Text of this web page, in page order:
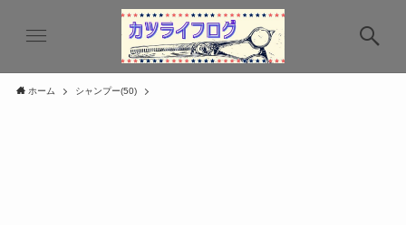
ホーム シャンプー(50)